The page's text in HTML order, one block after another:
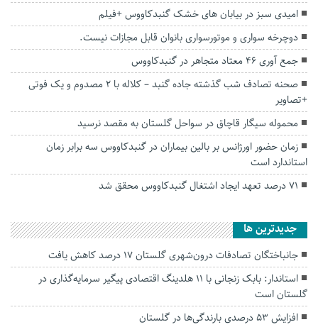
امیدی سبز در بیابان های خشک گنبدکاووس +فیلم
دوچرخه سواری و موتورسواری بانوان قابل مجازات نیست.
جمع آوری 46 معتاد متجاهر در گنبدكاووس
صحنه تصادف شب گذشته جاده گنبد – کلاله با ۲ مصدوم و یک فوتی
+تصاویر
محموله سیگار قاچاق در سواحل گلستان به مقصد نرسید
زمان حضور اورژانس بر بالین بیماران در گنبدکاووس سه برابر زمان
استاندارد است
۷۱ درصد تعهد ایجاد اشتغال گنبدکاووس محقق شد
جديدترين ها
جانباختگان تصادفات درون‌شهری گلستان ۱۷ درصد کاهش یافت
استاندار: بابک زنجانی با ۱۱ هلدینگ اقتصادی پیگیر سرمایه‌گذاری در
گلستان است
افزایش ۵۳ درصدی بارندگی‌ها در گلستان